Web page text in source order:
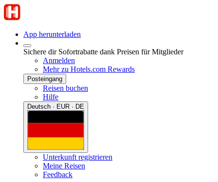
App herunterladen
Sichere dir Sofortrabatte dank Preisen für Mitglieder
Anmelden
Mehr zu Hotels.com Rewards
Posteingang
Reisen buchen
Hilfe
Deutsch · EUR · DE
Unterkunft registrieren
Meine Reisen
Feedback